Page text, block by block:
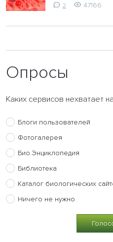
2 47166
Опросы
Каких сервисов нехватает
Блоги пользователей
Фотогалерея
Био.Энциклопедия
Библиотека
Каталог биологических
Ничего не нужно